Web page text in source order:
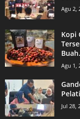
Agu 2,
Kopi
Agu 1,
Jul 28,